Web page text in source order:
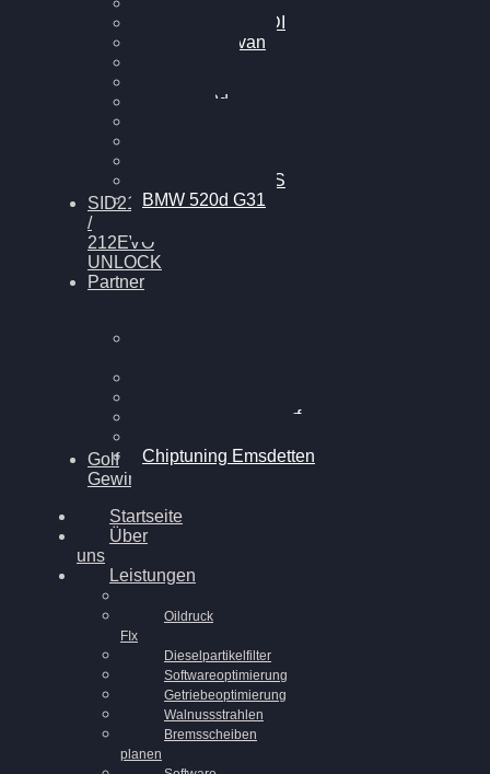
VW Passat 2.0TDI
VW T6 Multivan
BMW 120d
VW Passat 110PS
BMW 520d G31
SID212
/
212EVO
UNLOCK
Partner
Chiptuning Schüttorf
Chiptuning Emsdetten
Golf
Gewinnspiel
Startseite
Über
uns
Leistungen
Oildruck
FIx
Dieselpartikelfilter
Softwareoptimierung
Getriebeoptimierung
Walnussstrahlen
Bremsscheiben
planen